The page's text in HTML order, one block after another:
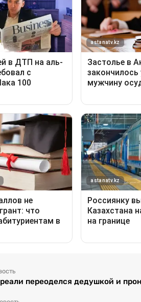
переоделся дедушкой и